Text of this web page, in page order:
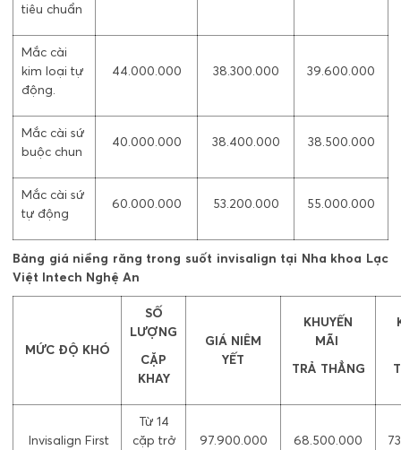
tiêu chuẩn
Mắc cài
kim loại tự
động.
44.000.000 38.300.000 39.600.000
Mắc cài sứ
buộc chun
40.000.000 38.400.000 38.500.000
Mắc cài sứ
tự động
60.000.000 53.200.000 55.000.000
Bảng giá niềng răng trong suốt invisalign tại Nha khoa Lạc
Việt Intech Nghệ An
MỨC ĐỘ KHÓ
SỐ
LƯỢNG
CẶP
KHAY
GIÁ NIÊM
YẾT
KHUYẾN
MÃI
TRẢ THẲNG
Invisalign First
Từ 14
cặp trở
97.900.000 68.500.000